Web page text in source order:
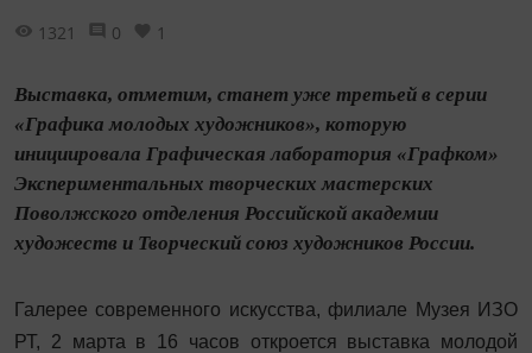
1321 0 1
Выставка, отметим, станет уже третьей в серии
«Графика молодых художников», которую
инициировала Графическая лаборатория «Графком»
Экспериментальных творческих мастерских
Поволжского отделения Российской академии
художеств и Творческий союз художников России.
Галерее современного искусства, филиале Музея ИЗО
РТ, 2 марта в 16 часов откроется выставка молодой